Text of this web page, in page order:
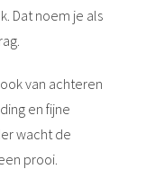
Dat noem je als
van achteren
en fijne
wacht de
prooi.